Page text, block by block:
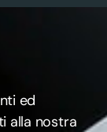
ed
alla nostra